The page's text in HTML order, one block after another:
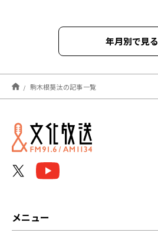
年月別で見る
2026年03月
2026年02月
2026年01月
駒木根葵汰の記事一覧
メニュー